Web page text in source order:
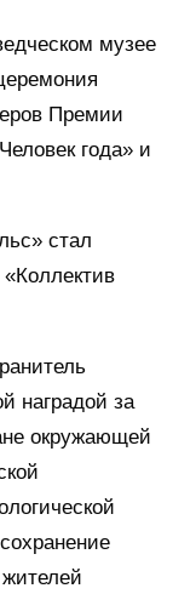
музее
Премии
года» и
стал
наградой за
окружающей